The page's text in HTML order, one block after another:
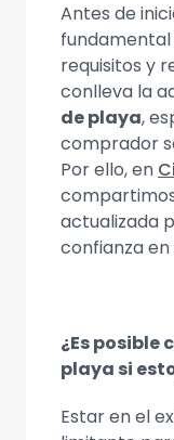
Antes de
requisitos y
conlleva la
de playa,
comprador
Por ello, en
actualizada
confianza
¿Es posible
playa si
Estar en el